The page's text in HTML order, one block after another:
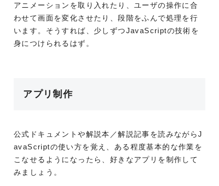
アニメーションを取り入れたり、ユーザの操作に合
わせて画面を変化させたり、段階をふんで処理を行
います。そうすれば、少しずつJavaScriptの技術を
身につけられるはず。
アプリ制作
公式ドキュメントや解説本／解説記事を読みながらJ
avaScriptの使い方を覚え、ある程度基本的な作業を
こなせるようになったら、好きなアプリを制作して
みましょう。